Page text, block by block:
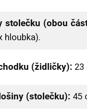
stolečku (obou
hloubka).
(židličky): 23
(stolečku): 45